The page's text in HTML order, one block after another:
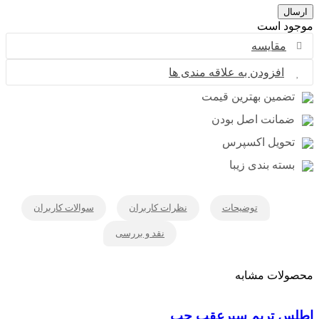
است
مقایسه
افزودن به علاقه مندی ها
بهترین قیمت
اصل بودن
اکسپرس
بندی زیبا
توضیحات نظرات کاربران سوالات کاربران
نقد و بررسی
مشابه
تریم سپرعقب چپ